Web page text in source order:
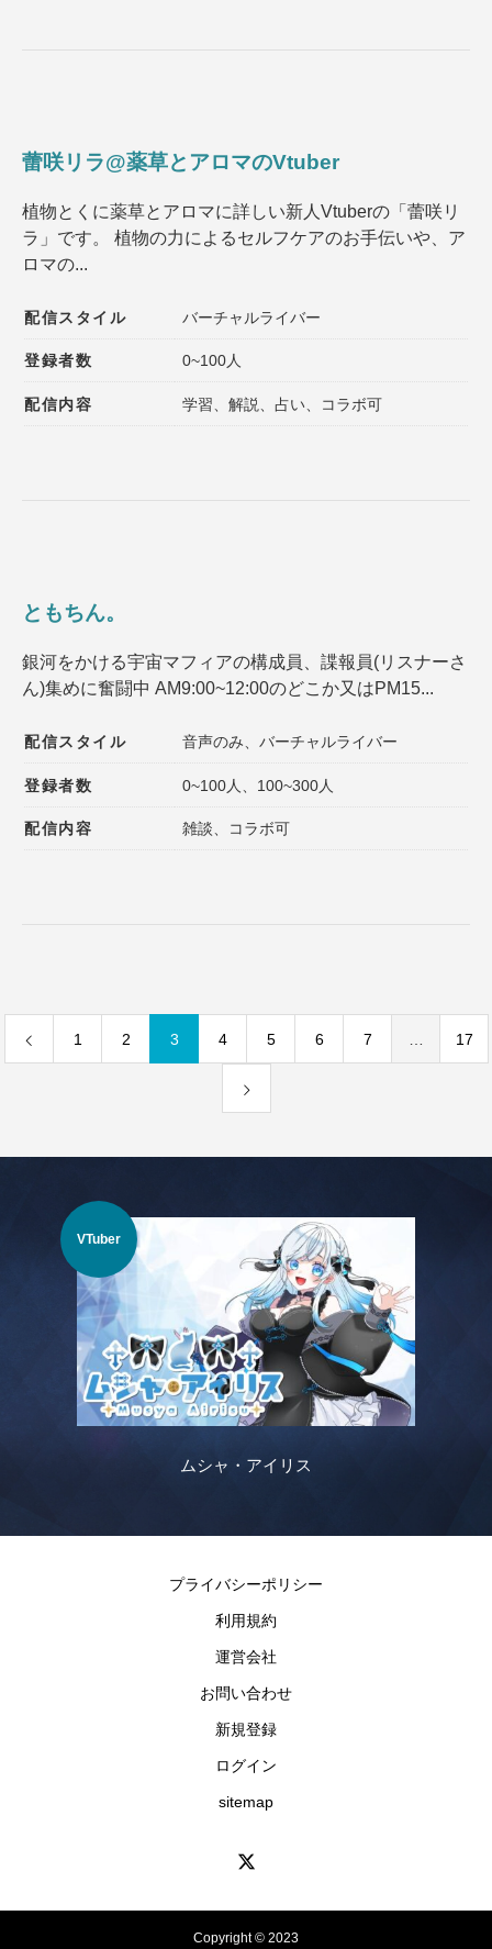
蕾咲リラ@薬草とアロマのVtuber
植物とくに薬草とアロマに詳しい新人Vtuberの「蕾咲リ
ラ」です。 植物の力によるセルフケアのお手伝いや、ア
ロマの...
配信スタイル バーチャルライバー
登録者数 0~100人
配信内容 学習、解説、占い、コラボ可
ともちん。
銀河をかける宇宙マフィアの構成員、諜報員(リスナーさ
ん)集めに奮闘中 AM9:00~12:00のどこか又はPM15...
配信スタイル 音声のみ、バーチャルライバー
登録者数 0~100人、100~300人
配信内容 雑談、コラボ可
1 2 3 4 5 6 7 17
VTuber
ムシャ・アイリス
プライバシーポリシー
利用規約
運営会社
お問い合わせ
新規登録
ログイン
sitemap
Copyright © 2023